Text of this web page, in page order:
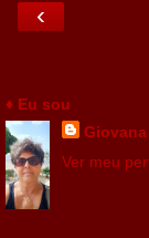
‹
♦ Eu sou
Giovana
Ver meu